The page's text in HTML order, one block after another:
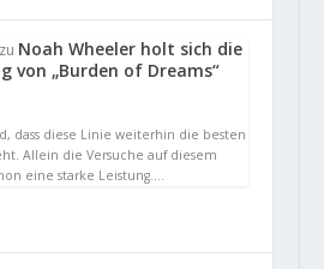
Noah Wheeler holt sich die
von „Burden of Dreams“
dass diese Linie weiterhin die besten
Allein die Versuche auf diesem
eine starke Leistung.…